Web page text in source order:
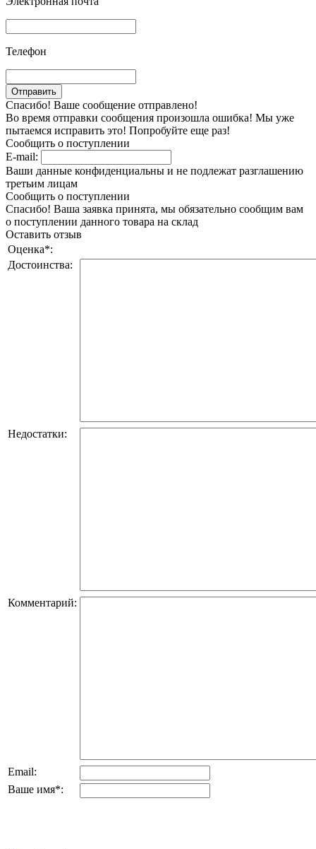
Телефон
Спасибо! Ваше сообщение отправлено!
Во время отправки сообщения произошла ошибка! Мы уже
пытаемся исправить это! Попробуйте еще раз!
Сообщить о поступлении
E-mail:
Ваши данные конфиденциальны и не подлежат разглашению
третьим лицам
Сообщить о поступлении
Спасибо! Ваша заявка принята, мы обязательно сообщим вам
о поступлении данного товара на склад
Оставить отзыв
Оценка*:
Достоинства:
Недостатки:
Комментарий:
Email:
Ваше имя*: